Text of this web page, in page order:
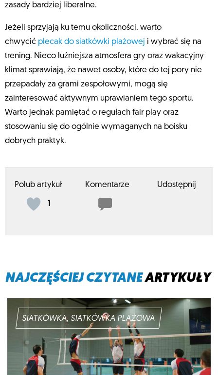
zasady bardziej liberalne.
Jeżeli sprzyjają ku temu okoliczności, warto
chwycić plecak do siatkówki plażowej i wybrać się na
trening. Nieco luźniejsza atmosfera gry oraz wakacyjny
klimat sprawiają, że nawet osoby, które do tej pory nie
przepadały za grami zespołowymi, mogą się
zainteresować aktywnym uprawianiem tego sportu.
Warto jednak pamiętać o regułach fair play oraz
stosowaniu się do ogólnie wymaganych na boisku
dobrych praktyk.
Polub artykuł
1
Komentarze Udostępnij
NAJCZĘŚCIEJ CZYTANEARTYKUŁY
SIATKÓWKA, SIATKÓWKA PLAŻOWA